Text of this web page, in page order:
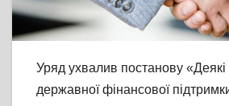
Уряд ухвалив постанову «Деякі
державної фінансової